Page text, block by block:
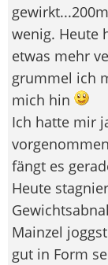
wenig. Heute
etwas mehr
grummel ich
mich hin
Ich hatte mir
fängt es
Heute
Mainzel
gut in Form